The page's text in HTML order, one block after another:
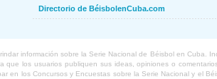
Directorio de BéisbolenCuba.com
información sobre la Serie Nacional de Béisbol en Cuba.
que los usuarios publiquen sus ideas, opiniones o
en los Concursos y Encuestas sobre la Serie Nacional y el